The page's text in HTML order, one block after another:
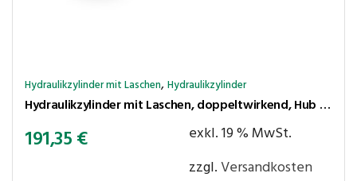
Hydraulikzylinder mit Laschen,Hydraulikzylinder
Hydraulikzylinder mit Laschen, doppeltwirkend, Hub 300 mm, Kolben ⌀50 mm, Stange ⌀30 mm
191,35€
exkl. 19 % MwSt.
zzgl.Versandkosten